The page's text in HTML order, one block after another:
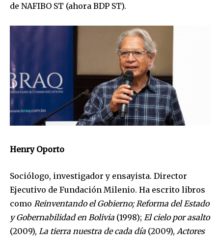
de NAFIBO ST (ahora BDP ST).
Henry Oporto
Sociólogo, investigador y ensayista. Director
Ejecutivo de Fundación Milenio. Ha escrito libros
como Reinventando el Gobierno; Reforma del Estado
y Gobernabilidad en Bolivia (1998); El cielo por asalto
(2009), La tierra nuestra de cada día (2009), Actores